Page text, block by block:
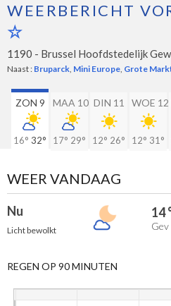
WEERBERICHT
1190 - Brussel Hoofdstedelijk
Naast : Bruparck, Mini Europe, Grote
ZON 9
16° 32°
MAA 10
17° 29°
DIN 11
12° 26°
WOE 12
12° 31°
WEER VANDAAG
Nu
Licht bewolkt
14
Gev
REGEN OP 90 MINUTEN